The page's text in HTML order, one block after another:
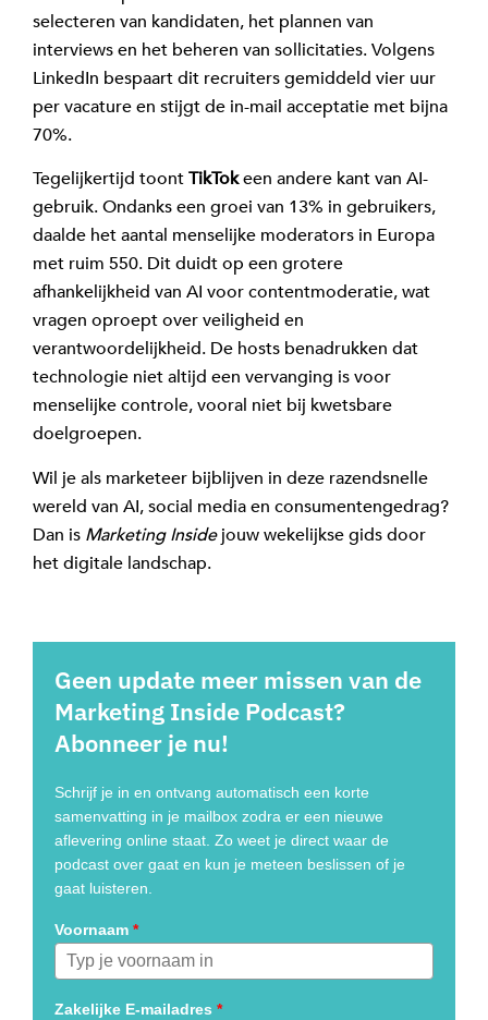
selecteren van kandidaten, het plannen van
interviews en het beheren van sollicitaties. Volgens
LinkedIn bespaart dit recruiters gemiddeld vier uur
per vacature en stijgt de in-mail acceptatie met bijna
70%.
Tegelijkertijd toontTikTokeen andere kant van AI-
gebruik. Ondanks een groei van 13% in gebruikers,
daalde het aantal menselijke moderators in Europa
met ruim 550. Dit duidt op een grotere
afhankelijkheid van AI voor contentmoderatie, wat
vragen oproept over veiligheid en
verantwoordelijkheid. De hosts benadrukken dat
technologie niet altijd een vervanging is voor
menselijke controle, vooral niet bij kwetsbare
doelgroepen.
Wil je als marketeer bijblijven in deze razendsnelle
wereld van AI, social media en consumentengedrag?
Dan is Marketing Insidejouw wekelijkse gids door
het digitale landschap.
Geen update meer missen van de
Marketing Inside Podcast?
Abonneer je nu!
Schrijf je in en ontvang automatisch een korte
samenvatting in je mailbox zodra er een nieuwe
aflevering online staat. Zo weet je direct waar de
podcast over gaat en kun je meteen beslissen of je
gaat luisteren.
Voornaam *
Zakelijke E-mailadres *